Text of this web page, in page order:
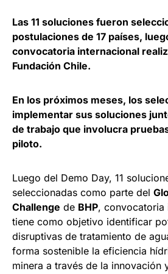
Las 11 soluciones fueron
postulaciones de 17 países,
convocatoria internacional
Fundación Chile.
En los próximos meses, los
implementar sus soluciones
de trabajo que involucra
piloto.
Luego del Demo Day, 11
seleccionadas como parte del
Challenge de BHP, convocatoria
tiene como objetivo identificar
disruptivas de tratamiento de
forma sostenible la eficiencia
minera a través de la innovación